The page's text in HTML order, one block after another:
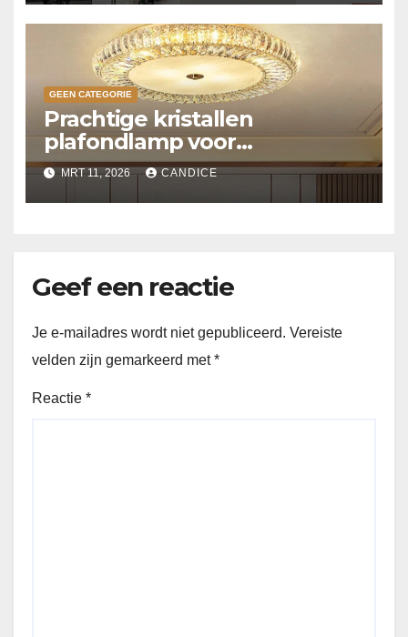
GEEN CATEGORIE
Prachtige kristallen
plafondlamp voor
slaapkamer
MRT 11, 2026 CANDICE
Geef een reactie
Je e-mailadres wordt niet gepubliceerd. Vereiste
velden zijn gemarkeerd met*
Reactie *